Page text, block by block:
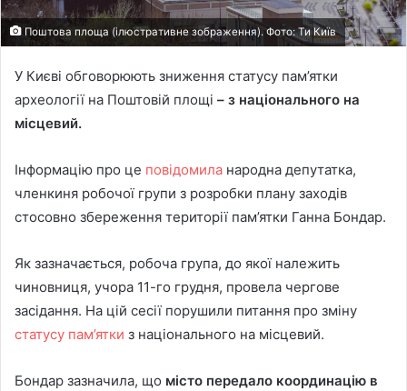
Поштова площа (ілюстративне зображення). Фото: Ти Київ
У Києві обговорюють зниження статусу пам’ятки
археології на Поштовій площі – з національного на
місцевий.
Інформацію про це повідомила народна депутатка,
членкиня робочої групи з розробки плану заходів
стосовно збереження території пам’ятки Ганна Бондар.
Як зазначається, робоча група, до якої належить
чиновниця, учора 11-го грудня, провела чергове
засідання. На цій сесії порушили питання про зміну
статусу пам’ятки з національного на місцевий.
Бондар зазначила, що місто передало координацію в